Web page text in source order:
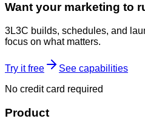
Want your marketing to
3L3C builds, schedules, and
focus on what matters.
Try it free
See capabilities
No credit card required
Product